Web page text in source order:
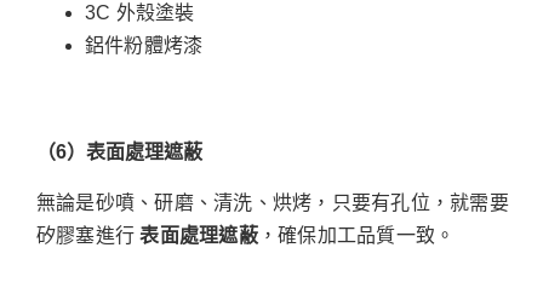
3C 外殼塗裝
鋁件粉體烤漆
（6）表面處理遮蔽
無論是砂噴、研磨、清洗、烘烤，只要有孔位，就需要
矽膠塞進行表面處理遮蔽，確保加工品質一致。